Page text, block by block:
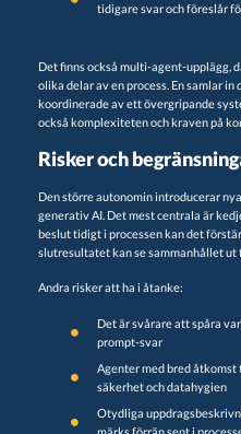
tidigare svar och föreslår
Det finns också multi-agent-upplägg,
olika delar av en process. En samlar in
koordinerade av ett övergripande
också komplexiteten och kraven på
Risker och
Den större autonomin introducerar
generativ AI. Det mest centrala är
beslut tidigt i processen kan det
slutresultatet kan se sammanhållet
Andra risker att ha i åtanke:
Det är svårare att spåra
prompt-svar
Agenter med bred
säkerhet och datahygien
Otydliga